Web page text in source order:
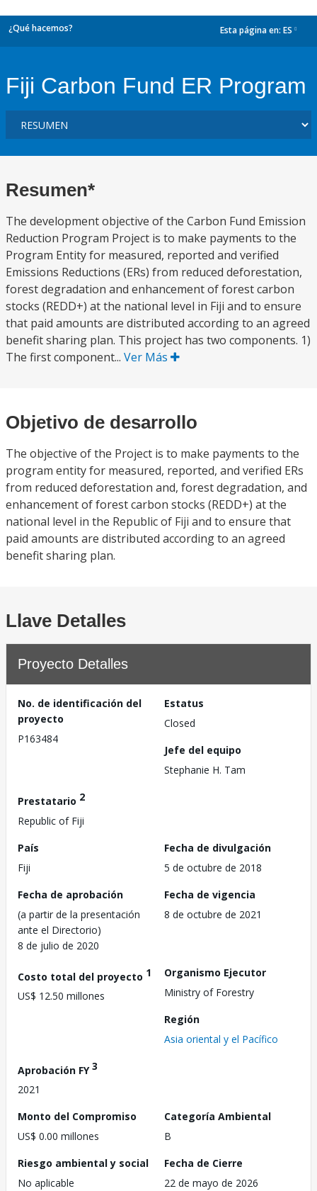
¿Qué hacemos? Esta página en: ES
Fiji Carbon Fund ER Program
Resumen*
The development objective of the Carbon Fund Emission
Reduction Program Project is to make payments to the
Program Entity for measured, reported and verified
Emissions Reductions (ERs) from reduced deforestation,
forest degradation and enhancement of forest carbon
stocks (REDD+) at the national level in Fiji and to ensure
that paid amounts are distributed according to an agreed
benefit sharing plan. This project has two components. 1)
The first component... Ver Más
Objetivo de desarrollo
The objective of the Project is to make payments to the
program entity for measured, reported, and verified ERs
from reduced deforestation and, forest degradation, and
enhancement of forest carbon stocks (REDD+) at the
national level in the Republic of Fiji and to ensure that
paid amounts are distributed according to an agreed
benefit sharing plan.
Llave Detalles
Proyecto Detalles
No. de identificación del
proyecto
P163484
Estatus
Closed
Jefe del equipo
Stephanie H. Tam
Prestatario 2
Republic of Fiji
País
Fiji
Fecha de divulgación
5 de octubre de 2018
Fecha de aprobación
(a partir de la presentación
ante el Directorio)
8 de julio de 2020
Fecha de vigencia
8 de octubre de 2021
Costo total del proyecto 1
US$ 12.50 millones
Organismo Ejecutor
Ministry of Forestry
Región
Asia oriental y el Pacífico
Aprobación FY3
2021
Monto del Compromiso
US$ 0.00 millones
Categoría Ambiental
B
Riesgo ambiental y social
No aplicable
Fecha de Cierre
22 de mayo de 2026